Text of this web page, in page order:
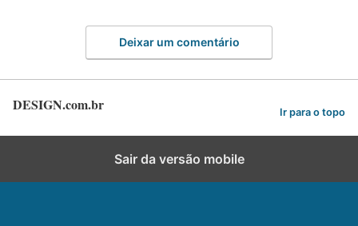
Deixar um comentário
DESIGN.com.br Ir para o topo
Sair da versão mobile